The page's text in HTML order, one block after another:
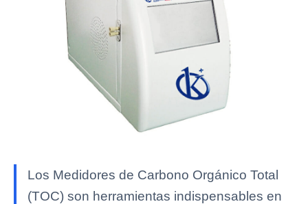
Los Medidores de Carbono Orgánico Total
(TOC) son herramientas indispensables en